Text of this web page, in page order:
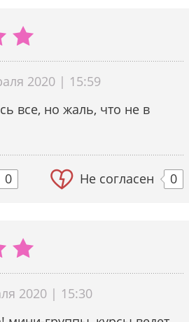
2020 | 15:59
все, но жаль, что не в
0 Не согласен 0
2020 | 15:30